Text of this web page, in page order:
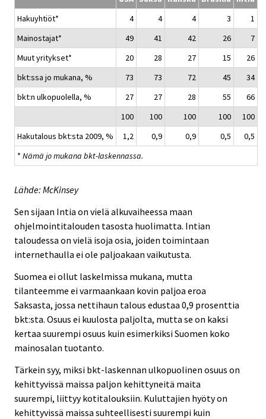
Hakuyhtiöt*
4 4 4 3
1
Mainostajat*
49 41 42 26
7
Muut yritykset*
20 28 27 15
26
bkt:ssa jo mukana, %
73 73 72 45
34
bkt:n ulkopuolella, %
27 27 28 55
66
100
100 100 100
100
Hakutalous bkt:sta 2009, %
1,2 0,9 0,9 0,5
0,5
* Nämä jo mukana bkt-laskennassa.
Lähde: McKinsey
Sen sijaan Intia on vielä alkuvaiheessa maan
ohjelmointitalouden tasosta huolimatta. Intian
taloudessa on vielä isoja osia, joiden toimintaan
internethaulla ei ole paljoakaan vaikutusta.
Suomea ei ollut laskelmissa mukana, mutta
tilanteemme ei varmaankaan kovin paljoa eroa
Saksasta, jossa nettihaun talous edustaa 0,9 prosenttia
bkt:sta. Osuus ei kuulosta paljolta, mutta se on kaksi
kertaa suurempi osuus kuin esimerkiksi Suomen koko
mainosalan tuotanto.
Tärkein syy, miksi bkt-laskennan ulkopuolinen osuus on
kehittyvissä maissa paljon kehittyneitä maita
suurempi, liittyy kotitalouksiin. Kuluttajien hyöty on
kehittyvissä maissa suhteellisesti suurempi kuin